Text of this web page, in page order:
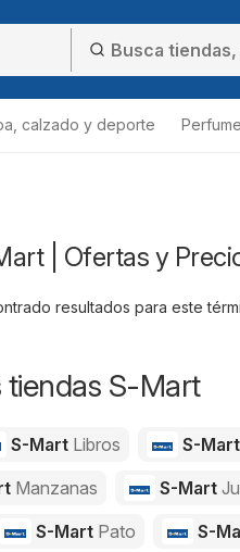
calzado y deporte
| Ofertas y
resultados para este
tiendas S-Mart
S-Mart Libros S-Mart
Manzanas S-Mart
S-Mart Pato S-